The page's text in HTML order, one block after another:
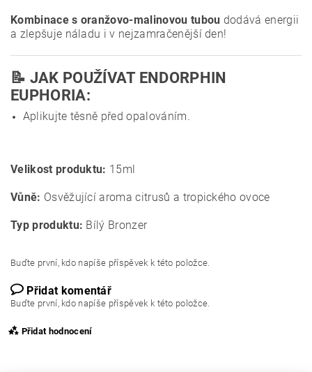
Kombinace s oranžovo-malinovou tubou dodává energii
a zlepšuje náladu i v nejzamračenější den!
📝 JAK POUŽÍVAT ENDORPHIN
EUPHORIA:
Aplikujte těsně před opalováním.
Velikost produktu: 15ml
Vůně: Osvěžující aroma citrusů a tropického ovoce
Typ produktu: Bílý Bronzer
Buďte první, kdo napíše příspěvek k této položce.
Přidat komentář
Buďte první, kdo napíše příspěvek k této položce.
Přidat hodnocení